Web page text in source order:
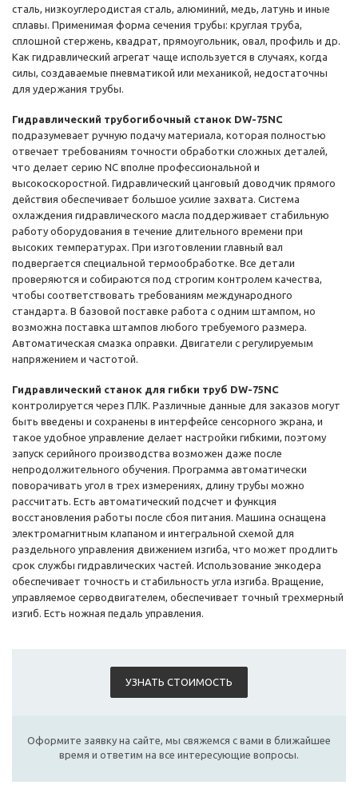
сталь, низкоуглеродистая сталь, алюминий, медь, латунь и иные
сплавы. Применимая форма сечения трубы: круглая труба,
сплошной стержень, квадрат, прямоугольник, овал, профиль и др.
Как гидравлический агрегат чаще используется в случаях, когда
силы, создаваемые пневматикой или механикой, недостаточны
для удержания трубы.
Гидравлический трубогибочный станок DW-75NC
подразумевает ручную подачу материала, которая полностью
отвечает требованиям точности обработки сложных деталей,
что делает серию NC вполне профессиональной и
высокоскоростной. Гидравлический цанговый доводчик прямого
действия обеспечивает большое усилие захвата. Система
охлаждения гидравлического масла поддерживает стабильную
работу оборудования в течение длительного времени при
высоких температурах. При изготовлении главный вал
подвергается специальной термообработке. Все детали
проверяются и собираются под строгим контролем качества,
чтобы соответствовать требованиям международного
стандарта. В базовой поставке работа с одним штампом, но
возможна поставка штампов любого требуемого размера.
Автоматическая смазка оправки. Двигатели с регулируемым
напряжением и частотой.
Гидравлический станок для гибки труб DW-75NC
контролируется через ПЛК. Различные данные для заказов могут
быть введены и сохранены в интерфейсе сенсорного экрана, и
такое удобное управление делает настройки гибкими, поэтому
запуск серийного производства возможен даже после
непродолжительного обучения. Программа автоматически
поворачивать угол в трех измерениях, длину трубы можно
рассчитать. Есть автоматический подсчет и функция
восстановления работы после сбоя питания. Машина оснащена
электромагнитным клапаном и интегральной схемой для
раздельного управления движением изгиба, что может продлить
срок службы гидравлических частей. Использование энкодера
обеспечивает точность и стабильность угла изгиба. Вращение,
управляемое серводвигателем, обеспечивает точный трехмерный
изгиб. Есть ножная педаль управления.
УЗНАТЬ СТОИМОСТЬ
Оформите заявку на сайте, мы свяжемся с вами в ближайшее
время и ответим на все интересующие вопросы.